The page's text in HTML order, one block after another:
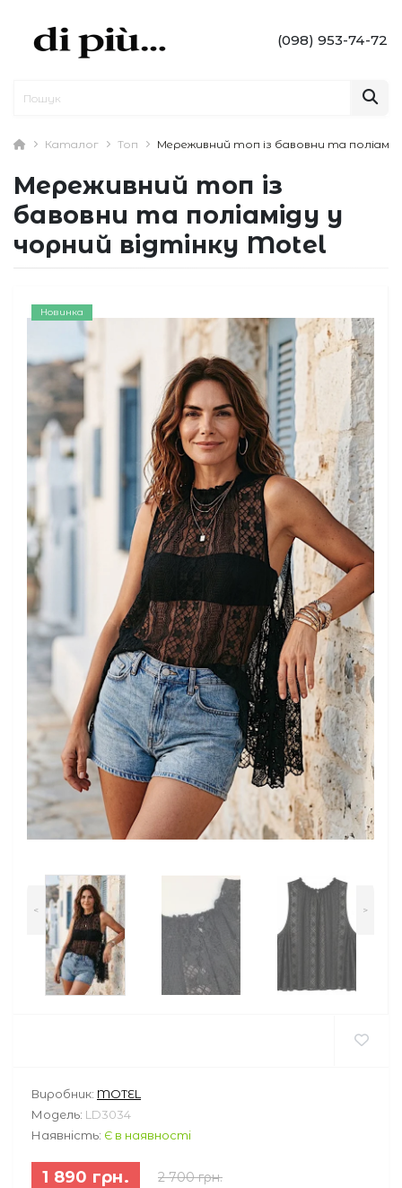
(098) 953-74-72
Каталог Топ Мереживний топ із бавовни та
Мереживний топ із
бавовни та поліаміду у
чорний відтінку Motel
Новинка
< >
Виробник: MOTEL
Модель: LD3034
Наявність: Є в наявності
1 890 грн. 2 700 грн.